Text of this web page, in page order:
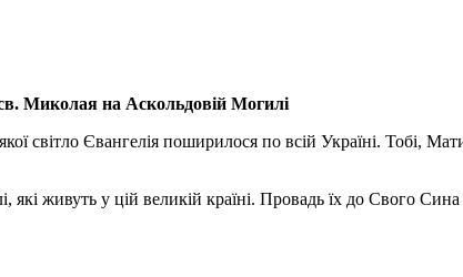
Миколая на Аскольдовій Могилі
світло Євангелія поширилося по всій Україні. Тобі,
живуть у цій великій країні. Провадь їх до Свого Сина